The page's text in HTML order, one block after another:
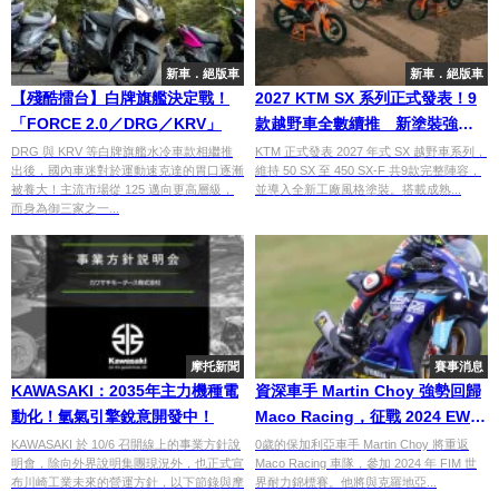
新車．絕版車
【殘酷擂台】白牌旗艦決定戰！
「FORCE 2.0／DRG／KRV」
DRG 與 KRV 等白牌旗艦水冷車款相繼推
出後，國內車迷對於運動速克達的胃口逐漸
被養大！主流市場從 125 邁向更高層級，
而身為御三家之一...
新車．絕版車
2027 KTM SX 系列正式發表！9
款越野車全數續推 新塗裝強化
廠車戰鬥感
KTM 正式發表 2027 年式 SX 越野車系列，
維持 50 SX 至 450 SX-F 共9款完整陣容，
並導入全新工廠風格塗裝。搭載成熟...
摩托新聞
KAWASAKI：2035年主力機種電
動化！氫氣引擎銳意開發中！
KAWASAKI 於 10/6 召開線上的事業方針說
明會，除向外界說明集團現況外，也正式宣
布川崎工業未來的營運方針，以下節錄與摩
賽事消息
資深車手 Martin Choy 強勢回歸
Maco Racing，征戰 2024 EWC
耐力賽事
0歲的保加利亞車手 Martin Choy 將重返
Maco Racing 車隊，參加 2024 年 FIM 世
界耐力錦標賽。他將與克羅地亞...